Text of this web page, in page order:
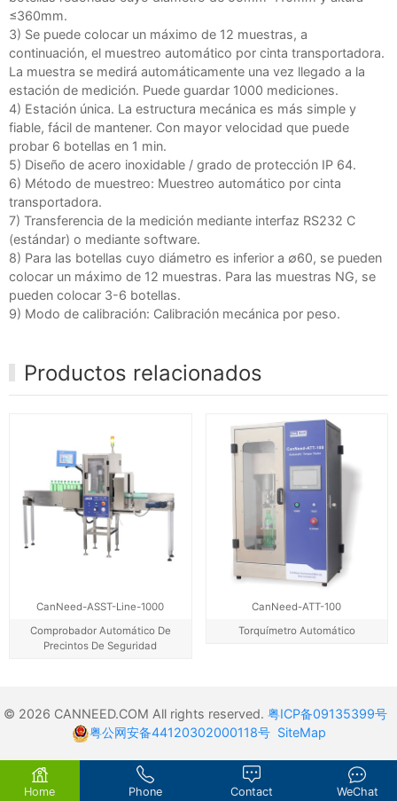
≤360mm.
3) Se puede colocar un máximo de 12 muestras, a
continuación, el muestreo automático por cinta transportadora.
La muestra se medirá automáticamente una vez llegado a la
estación de medición. Puede guardar 1000 mediciones.
4) Estación única. La estructura mecánica es más simple y
fiable, fácil de mantener. Con mayor velocidad que puede
probar 6 botellas en 1 min.
5) Diseño de acero inoxidable / grado de protección IP 64.
6) Método de muestreo: Muestreo automático por cinta
transportadora.
7) Transferencia de la medición mediante interfaz RS232 C
(estándar) o mediante software.
8) Para las botellas cuyo diámetro es inferior a ∅60, se pueden
colocar un máximo de 12 muestras. Para las muestras NG, se
pueden colocar 3-6 botellas.
9) Modo de calibración: Calibración mecánica por peso.
Productos relacionados
CanNeed-ASST-Line-1000
Comprobador Automático De
Precintos De Seguridad
CanNeed-ATT-100
Torquímetro Automático
© 2026 CANNEED.COM All rights reserved. 粤ICP备09135399号
粤公网安备44120302000118号 SiteMap
Home Phone Contact WeChat